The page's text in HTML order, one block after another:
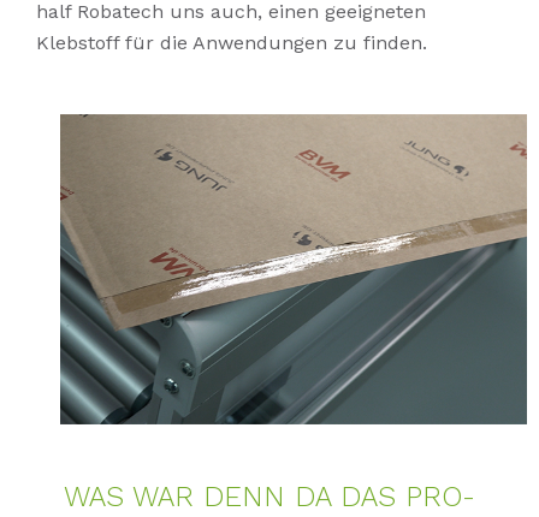
half Robatech uns auch, einen geeigneten
Klebstoff für die Anwendungen zu finden.
WAS WAR DENN DA DAS PRO­